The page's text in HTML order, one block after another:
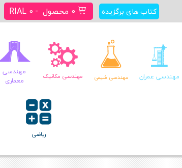
کتاب های برگزیده 0 محصول RIAL 0
مهندسی عمران مهندسی شیمی مهندسی مکانیک
مهندسی
معماری
ریاضی